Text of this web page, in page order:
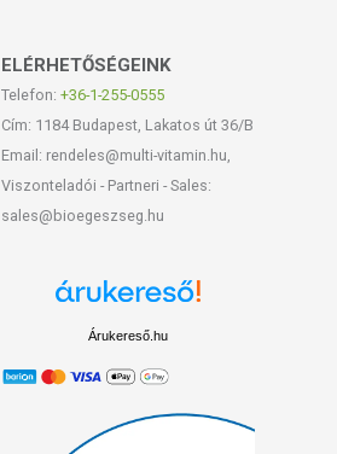
ELÉRHETŐSÉGEINK
Telefon: +36-1-255-0555
Cím: 1184 Budapest, Lakatos út 36/B
Email: rendeles@multi-vitamin.hu,
Viszonteladói - Partneri - Sales:
sales@bioegeszseg.hu
Árukereső.hu